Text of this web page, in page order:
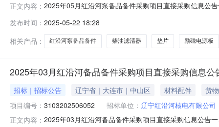
正文内容： 2025年05月红沿河泵备品备件采购项目直接采购信息公
[954276076-0521049/07]计划交付时间：计划交付地点
发布时间： 2025-05-22 18:28
相关产品：
红沿河泵备品备件 柴油滤清器 垫片 励磁电源板
2025年03月红沿河备品备件采购项目直接采购信息公
招标｜招标公告 辽宁省｜大连市｜中山区 材料配件
货物
项目编号： 3103202506052 招标单位： 辽宁红沿河核电有限公司
正文内容： 2025年03月红沿河备品备件采购项目直接采购信息公告